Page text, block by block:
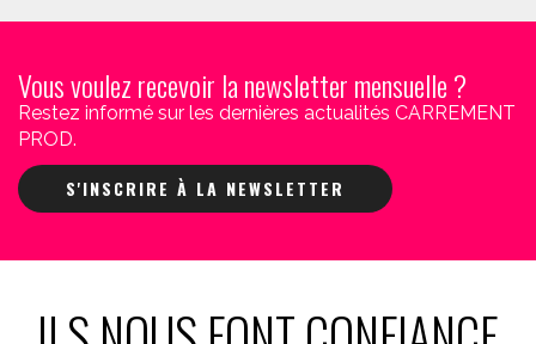
Vous voulez recevoir la newsletter mensuelle ?
Restez informé sur les dernières actualités CARREMENT
PROD.
S'INSCRIRE À LA NEWSLETTER